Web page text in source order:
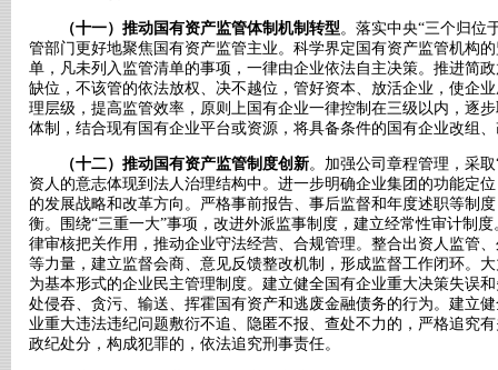
（十一）推动国有资产监管体制机制转型。落实中央“三个归位
管部门更好地聚焦国有资产监管主业。科学界定国有资产监管机构
单，凡未列入监管清单的事项，一律由企业依法自主决策。推进简
缺位，不该管的依法放权、决不越位，管好资本、放活企业，使企
理层级，提高监管效率，原则上国有企业一律控制在三级以内，逐
体制，结合现有国有企业平台或资源，将具备条件的国有企业改组
（十二）推动国有资产监管制度创新。加强公司章程管理，采
资人的意志体现到法人治理结构中。进一步明确企业集团的功能定
的发展战略和改革方向。严格事前报告、事后监督和年度述职等制
衡。围绕“三重一大”事项，改进外派监事制度，建立经常性审计制
律审核把关作用，推动企业守法经营、合规管理。整合出资人监管
等力量，建立监督会商、意见反馈整改机制，形成监督工作闭环。
为基本形式的企业民主管理制度。建立健全国有企业重大决策失误
处侵吞、贪污、输送、挥霍国有资产和逃废金融债务的行为。建立
业重大违法违纪问题敷衍不追、隐匿不报、查处不力的，严格追究
政纪处分，构成犯罪的，依法追究刑事责任。